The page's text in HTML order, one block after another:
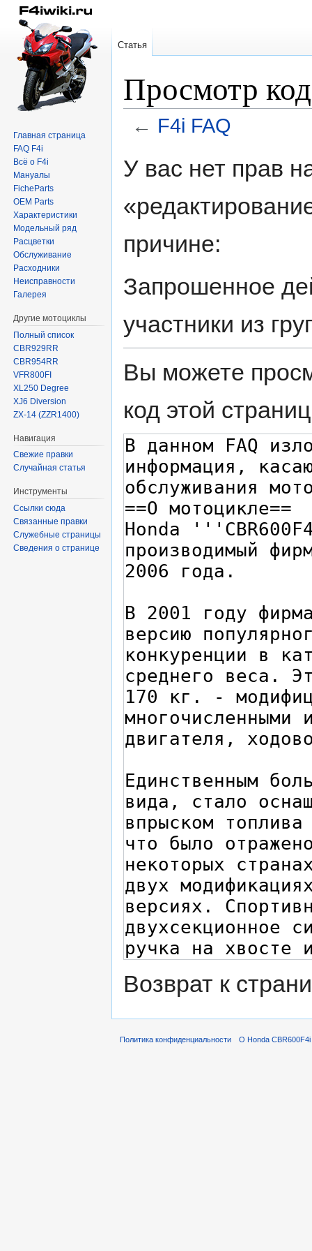
Просмотр
← F4i FAQ
ккУ вас нет прав
причине:
Запрошенное
участники из
Вы можете
код этой
Возврат к
Статья
Главная страница
FAQ F4i
Всё о F4i
Мануалы
FicheParts
OEM Parts
Характеристики
Модельный ряд
Расцветки
Обслуживание
Расходники
Неисправности
Галерея
Другие мотоциклы
Полный список
CBR929RR
CBR954RR
VFR800FI
XL250 Degree
XJ6 Diversion
ZX-14 (ZZR1400)
Навигация
Свежие правки
Случайная статья
Инструменты
Ссылки сюда
Связанные правки
Служебные страницы
Сведения о странице
Политика конфиденциальности О Honda CBR600F4i